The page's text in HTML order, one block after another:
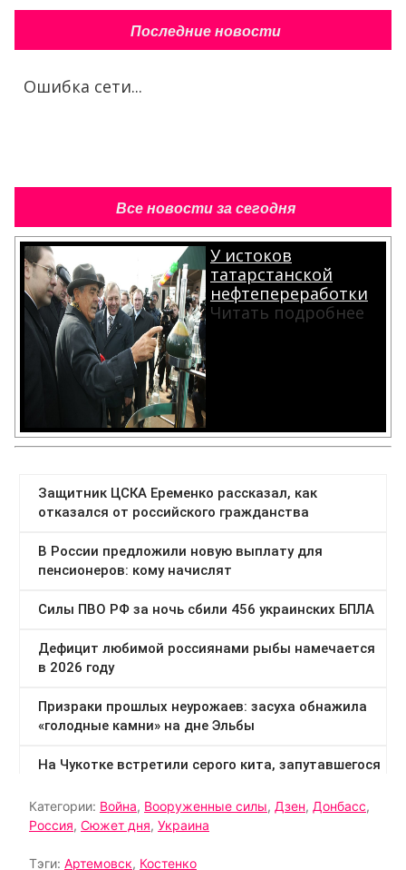
Последние новости
Ошибка сети...
Все новости за сегодня
У истоков
татарстанской
нефтепереработки
Читать подробнее
Категории: Война, Вооруженные силы, Дзен, Донбасс,
Россия, Сюжет дня, Украина
Тэги: Артемовск, Костенко